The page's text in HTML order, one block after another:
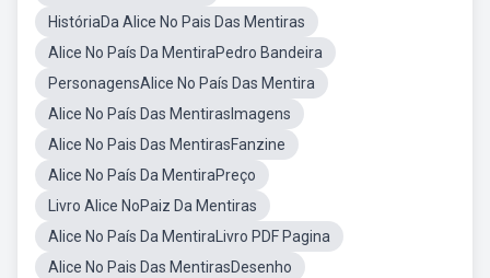
HistóriaDa Alice No Pais Das Mentiras
Alice No País Da MentiraPedro Bandeira
PersonagensAlice No País Das Mentira
Alice No País Das MentirasImagens
Alice No Pais Das MentirasFanzine
Alice No País Da MentiraPreço
Livro Alice NoPaiz Da Mentiras
Alice No País Da MentiraLivro PDF Pagina
Alice No Pais Das MentirasDesenho